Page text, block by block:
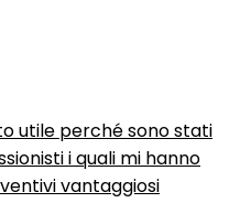
utile perché sono stati
i quali mi hanno
vantaggiosi